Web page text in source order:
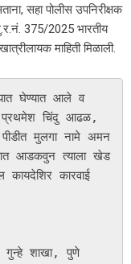
सहा पोलीस उपनिरीक्षक
375/2025 भारतीय
माहिती मिळाली.
घेण्यात आले व
प्रथमेश चिंदु आढळ,
मुलगा नामे अमन
आडकवुन त्याला खेड
कायदेशिर कारवाई
शाखा, पुणे